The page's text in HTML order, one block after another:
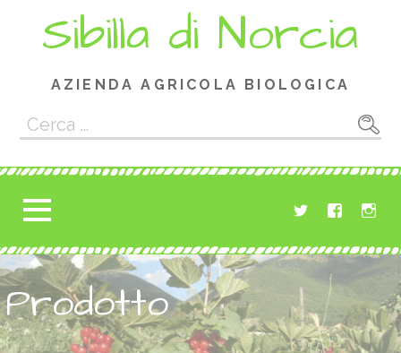
Sibilla di Norcia
AZIENDA AGRICOLA BIOLOGICA
Ricerca
per:
Prodotto